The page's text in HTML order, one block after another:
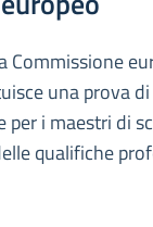
Commissione
una prova di
i maestri di
qualifiche